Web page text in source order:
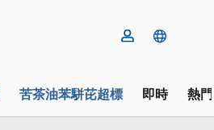
苦茶油苯駢芘超標 即時 熱